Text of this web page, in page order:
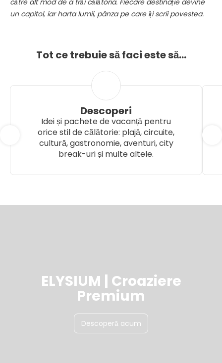
către alt mod de a trăi călătoria. Fiecare destinație devine
un capitol, iar harta lumii, pânza pe care îți scrii povestea.
Tot ce trebuie să faci este să...
Descoperi
Idei și pachete de vacanță pentru
orice stil de călătorie: plajă, circuite,
cultură, gastronomie, aventuri, city
break-uri și multe altele.
ELYSIUM | Croaziere
Premium
Descoperă acum